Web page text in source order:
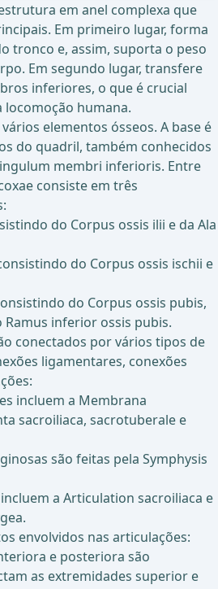
em anel complexa que
Em primeiro lugar, forma
tronco e, assim, suporta o peso
Em segundo lugar, transfere
inferiores, o que é crucial
locomoção humana.
elementos ósseos. A base é
do quadril, também conhecidos
membri inferioris. Entre
consiste em três
do Corpus ossis ilii e da Ala
do Corpus ossis ischii e
do Corpus ossis pubis,
inferior ossis pubis.
conectados por vários tipos de
ligamentares, conexões
incluem a Membrana
sacroiliaca, sacrotuberale e
são feitas pela Symphysis
a Articulation sacroiliaca e
envolvidos nas articulações:
e posteriora são
as extremidades superior e